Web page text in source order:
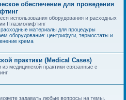
обеспечение для проведения
использования оборудования и расходных
Плазмолифтинг
материалы для процедуры
оборудование: центрифуги, термостаты и
крема
практики (Medical Cases)
медицинской практики связанные с
задавать любые вопросы на темы,